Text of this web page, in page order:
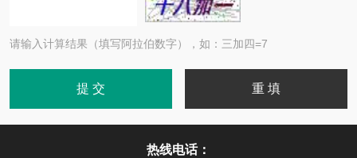
请输入计算结果（填写阿拉伯数字），如：三加四=7
热线电话：